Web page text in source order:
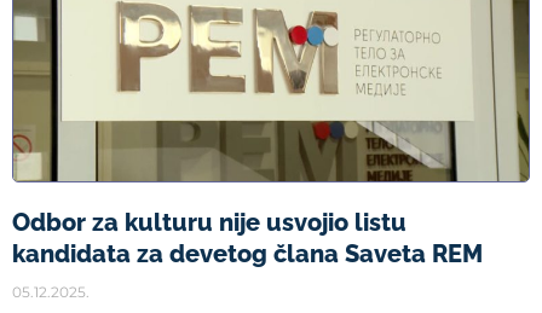
Odbor za kulturu nije usvojio listu
kandidata za devetog člana Saveta REM
05.12.2025.